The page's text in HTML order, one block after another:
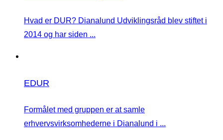
Hvad er DUR? Dianalund Udviklingsråd blev stiftet i
2014 og har siden ...
EDUR
Formålet med gruppen er at samle
erhvervsvirksomhederne i Dianalund i ...